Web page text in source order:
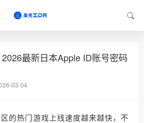
最新日本Apple ID账号密码
03-04
的热门游戏上线速度越来越快，不